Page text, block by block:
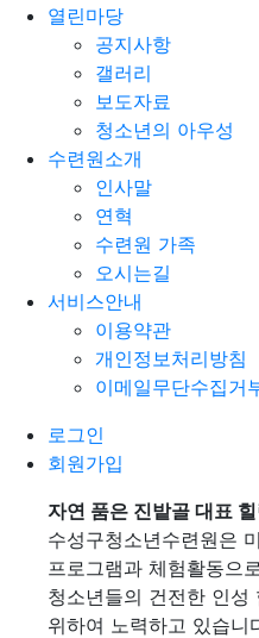
열린마당
공지사항
갤러리
보도자료
청소년의 아우성
수련원소개
인사말
연혁
수련원 가족
오시는길
서비스안내
이용약관
개인정보처리방침
이메일무단수집거
로그인
회원가입
자연 품은 진밭골 대표
수성구청소년수련원은
프로그램과 체험활동으로
청소년들의 건전한 인성
위하여 노력하고 있습니
자연 품은 진밭골 대표
수성구청소년수련원은
프로그램과 체험활동으로
청소년들의 건전한 인성
위하여 노력하고 있습니
자연 품은 진밭골 대표
수성구청소년수련원은
프로그램과 체험활동으로
청소년들의 건전한 인성
위하여 노력하고 있습니